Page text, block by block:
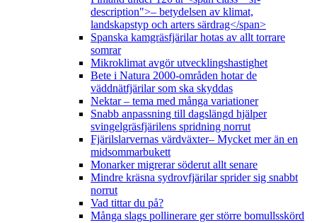
description">– betydelsen av klimat,
landskapstyp och arters särdrag</span>
Spanska kamgräsfjärilar hotas av allt torrare
somrar
Mikroklimat avgör utvecklingshastighet
Bete i Natura 2000-områden hotar de
väddnätfjärilar som ska skyddas
Nektar – tema med många variationer
Snabb anpassning till dagslängd hjälper
svingelgräsfjärilens spridning norrut
Fjärilslarvernas värdväxter– Mycket mer än en
midsommarbukett
Monarker migrerar söderut allt senare
Mindre kräsna sydrovfjärilar sprider sig snabbt
norrut
Vad tittar du på?
Många slags pollinerare ger större bomullsskörd